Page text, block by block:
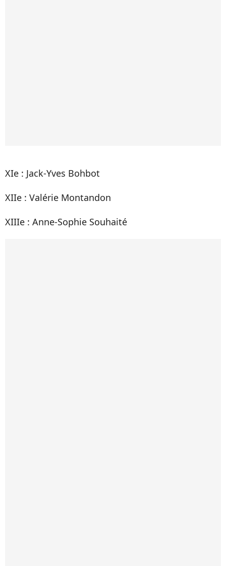
XIe : Jack-Yves Bohbot
XIIe : Valérie Montandon
XIIIe : Anne-Sophie Souhaité